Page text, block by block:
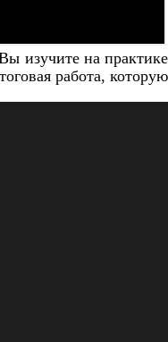
на
работа,